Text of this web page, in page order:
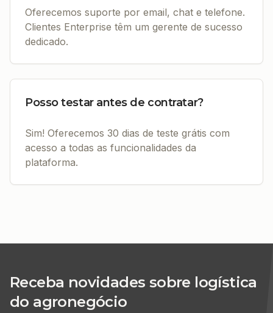
Oferecemos suporte por email, chat e telefone.
Clientes Enterprise têm um gerente de sucesso
dedicado.
Posso testar antes de contratar?
Sim! Oferecemos 30 dias de teste grátis com
acesso a todas as funcionalidades da
plataforma.
Receba novidades sobre logística
do agronegócio